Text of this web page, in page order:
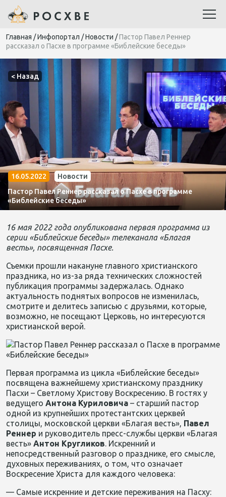
Главная /Инфопортал /Новости /Пастор Павел Реннер
рассказал о Пасхе в программе «Библейские беседы»
< Назад
16.05.2022
Новости
Пастор Павел Реннер рассказал о Пасхе в программе
«Библейские беседы»
16 мая 2022 года опубликована первая программа из
серии «Библейские беседы» телеканала «Благая
весть», посвященная Пасхе.
Съемки прошли накануне главного христианского
праздника, но из-за ряда технических сложностей
публикация программы задержалась. Однако
актуальность поднятых вопросов не изменилась,
смотрите и делитесь записью с друзьями, которые,
возможно, не посещают Церковь, но интересуются
христианской верой.
Первая программа из цикла «Библейские беседы»
посвящена важнейшему христианскому празднику
Пасхи – Светлому Христову Воскресению. В гостях у
ведущего Антона Куриловича – старший пастор
одной из крупнейших протестантских церквей
столицы, московской церкви «Благая весть», Павел
Реннер и руководитель пресс-службы церкви «Благая
весть» Антон Кругликов. Искренний и
непосредственный разговор о празднике, его смысле,
духовных переживаниях, о том, что означает
Воскресение Христа для каждого человека:
— Самые искренние и детские переживания на Пасху: